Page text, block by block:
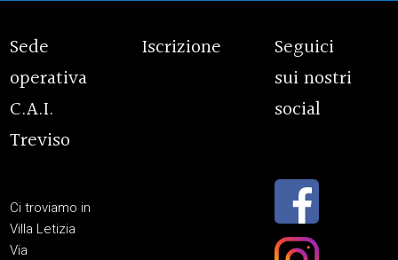
Sede
operativa
C.A.I.
Treviso
Ci troviamo in
Villa Letizia
Via
Iscrizione
Seguici
sui nostri
social